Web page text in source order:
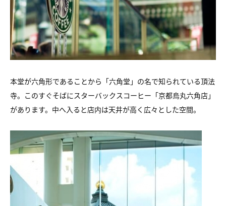
本堂が六角形であることから「六角堂」の名で知られている頂法
寺。このすぐそばにスターバックスコーヒー「京都烏丸六角店」
があります。中へ入ると店内は天井が高く広々とした空間。